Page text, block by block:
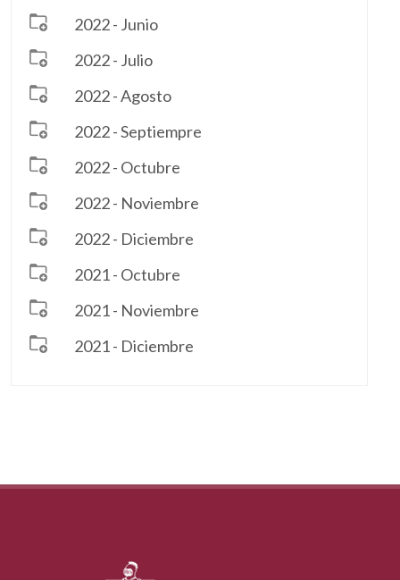
2022 - Junio
2022 - Julio
2022 - Agosto
2022 - Septiempre
2022 - Octubre
2022 - Noviembre
2022 - Diciembre
2021 - Octubre
2021 - Noviembre
2021 - Diciembre